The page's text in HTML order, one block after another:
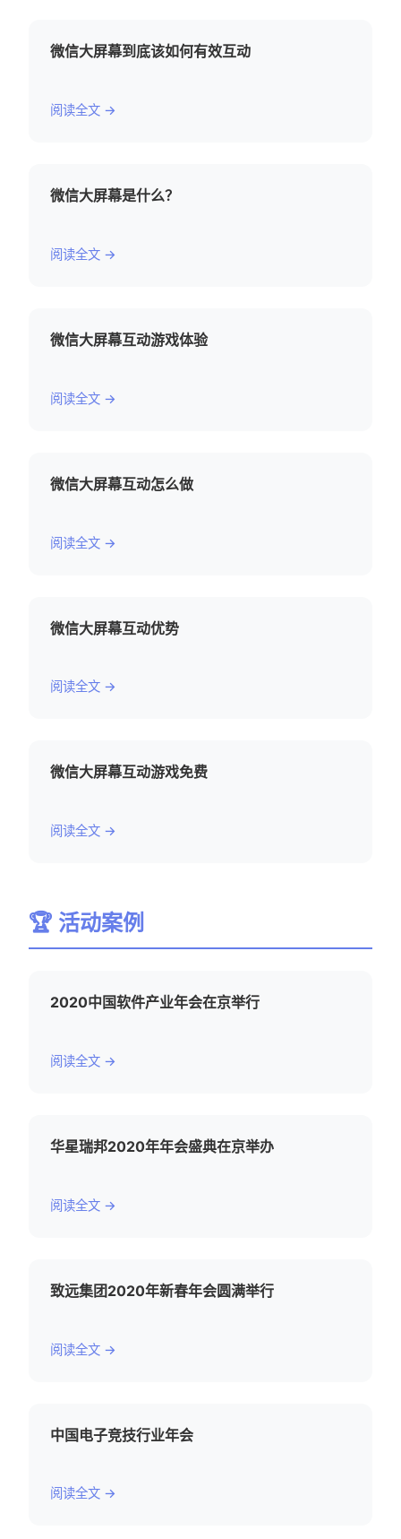
微信大屏幕到底该如何有效互动
阅读全文 →
微信大屏幕是什么？
阅读全文 →
微信大屏幕互动游戏体验
阅读全文 →
微信大屏幕互动怎么做
阅读全文 →
微信大屏幕互动优势
阅读全文 →
微信大屏幕互动游戏免费
阅读全文 →
🏆 活动案例
2020中国软件产业年会在京举行
阅读全文 →
华星瑞邦2020年年会盛典在京举办
阅读全文 →
致远集团2020年新春年会圆满举行
阅读全文 →
中国电子竞技行业年会
阅读全文 →